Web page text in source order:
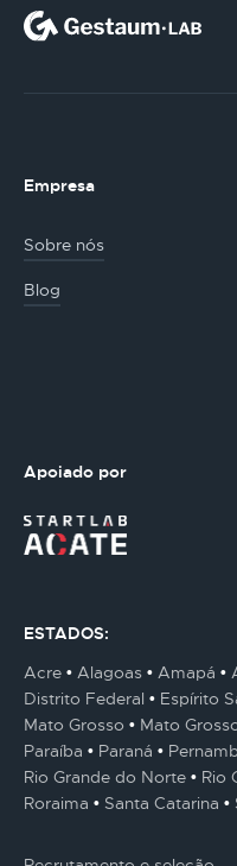
Empresa
Sobre nós
Blog
Apoiado por
ESTADOS:
Acre
Alagoas Amapá
Distrito Federal
Espírito
Mato Grosso
Mato
Paraíba
Paraná
Rio Grande do Norte
Rio
Roraima
Santa Catarina